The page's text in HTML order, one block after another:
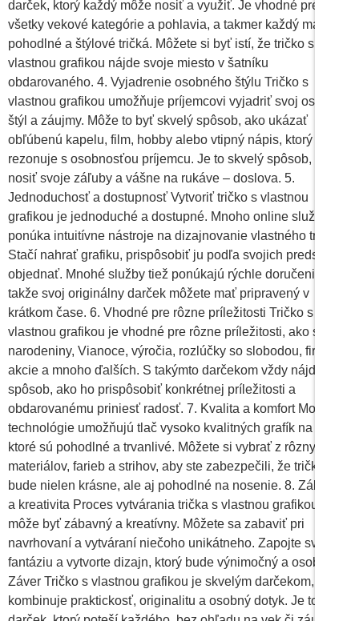
darček, ktorý každý môže nosiť a využiť. Je vhodné pre
všetky vekové kategórie a pohlavia, a takmer každý má rád
pohodlné a štýlové tričká. Môžete si byť istí, že tričko s
vlastnou grafikou nájde svoje miesto v šatníku
obdarovaného. 4. Vyjadrenie osobného štýlu Tričko s
vlastnou grafikou umožňuje príjemcovi vyjadriť svoj osobný
štýl a záujmy. Môže to byť skvelý spôsob, ako ukázať
obľúbenú kapelu, film, hobby alebo vtipný nápis, ktorý
rezonuje s osobnosťou príjemcu. Je to skvelý spôsob, ako
nosiť svoje záľuby a vášne na rukáve – doslova. 5.
Jednoduchosť a dostupnosť Vytvoriť tričko s vlastnou
grafikou je jednoduché a dostupné. Mnoho online služieb
ponúka intuitívne nástroje na dizajnovanie vlastného trička.
Stačí nahrať grafiku, prispôsobiť ju podľa svojich predstáv a
objednať. Mnohé služby tiež ponúkajú rýchle doručenie,
takže svoj originálny darček môžete mať pripravený v
krátkom čase. 6. Vhodné pre rôzne príležitosti Tričko s
vlastnou grafikou je vhodné pre rôzne príležitosti, ako sú
narodeniny, Vianoce, výročia, rozlúčky so slobodou, firemné
akcie a mnoho ďalších. S takýmto darčekom vždy nájdete
spôsob, ako ho prispôsobiť konkrétnej príležitosti a
obdarovanému priniesť radosť. 7. Kvalita a komfort Moderné
technológie umožňujú tlač vysoko kvalitných grafík na tričká,
ktoré sú pohodlné a trvanlivé. Môžete si vybrať z rôznych
materiálov, farieb a strihov, aby ste zabezpečili, že tričko
bude nielen krásne, ale aj pohodlné na nosenie. 8. Zábava
a kreativita Proces vytvárania trička s vlastnou grafikou
môže byť zábavný a kreatívny. Môžete sa zabaviť pri
navrhovaní a vytváraní niečoho unikátneho. Zapojte svoju
fantáziu a vytvorte dizajn, ktorý bude výnimočný a osobitý.
Záver Tričko s vlastnou grafikou je skvelým darčekom, ktorý
kombinuje praktickosť, originalitu a osobný dotyk. Je to